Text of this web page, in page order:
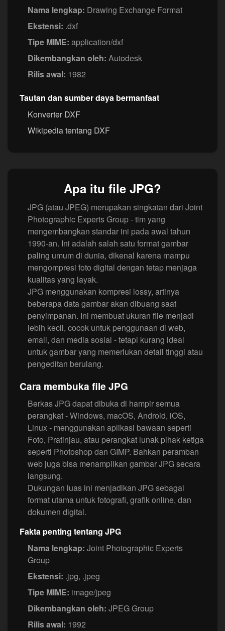
Nama lengkap: Drawing Exchange Format
Ekstensi: .dxf
Tipe MIME: application/dxf
Dikembangkan oleh: Autodesk
Rilis awal: 1982
Tautan dan sumber daya bermanfaat
Konverter DXF
Wikipedia tentang DXF
Apa itu file JPG?
JPG (atau JPEG) merupakan singkatan dari Joint
Photographic Experts Group - tim yang
mengembangkan standar ini pada awal tahun
1990-an. Ini adalah salah satu format gambar
paling umum di dunia, dikenal karena mampu
mengompresi foto digital dengan tetap menjaga
kualitas yang layak.
JPG menggunakan kompresi lossy, artinya
beberapa data gambar akan dibuang saat
penyimpanan. Ini membuat ukuran file menjadi
lebih kecil, cocok untuk penggunaan di web,
email, dan media sosial - tetapi kurang ideal
untuk gambar yang memerlukan detail tinggi atau
pengeditan berulang.
Cara membuka file JPG
Berkas JPG dapat dibuka di hampir semua
perangkat - Windows, macOS, Android, iOS,
Linux - menggunakan aplikasi bawaan seperti
Foto, Pratinjau, atau perangkat lunak pihak ketiga
seperti Photoshop dan GIMP. Bahkan peramban
web juga bisa menampilkan gambar JPG secara
langsung.
Dukungan luas ini menjadikan JPG sebagai
format utama untuk fotografi, grafik online, dan
dokumen digital.
Fakta penting tentang JPG
Nama lengkap: Joint Photographic Experts
Group
Ekstensi: .jpg, .jpeg
Tipe MIME: image/jpeg
Dikembangkan oleh: JPEG Group
Rilis awal: 1992